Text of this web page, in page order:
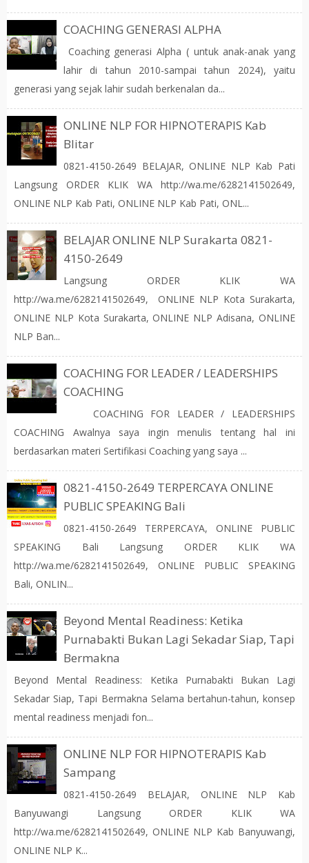
COACHING GENERASI ALPHA
Coaching generasi Alpha ( untuk anak-anak yang
lahir di tahun 2010-sampai tahun 2024), yaitu
generasi yang sejak lahir sudah berkenalan da...
ONLINE NLP FOR HIPNOTERAPIS Kab
Blitar
0821-4150-2649 BELAJAR, ONLINE NLP Kab Pati
Langsung ORDER KLIK WA http://wa.me/6282141502649,
ONLINE NLP Kab Pati, ONLINE NLP Kab Pati, ONL...
BELAJAR ONLINE NLP Surakarta 0821-
4150-2649
Langsung ORDER KLIK WA
http://wa.me/6282141502649, ONLINE NLP Kota Surakarta,
ONLINE NLP Kota Surakarta, ONLINE NLP Adisana, ONLINE
NLP Ban...
COACHING FOR LEADER / LEADERSHIPS
COACHING
COACHING FOR LEADER / LEADERSHIPS
COACHING Awalnya saya ingin menulis tentang hal ini
berdasarkan materi Sertifikasi Coaching yang saya ...
0821-4150-2649 TERPERCAYA ONLINE
PUBLIC SPEAKING Bali
0821-4150-2649 TERPERCAYA, ONLINE PUBLIC
SPEAKING Bali Langsung ORDER KLIK WA
http://wa.me/6282141502649, ONLINE PUBLIC SPEAKING
Bali, ONLIN...
Beyond Mental Readiness: Ketika
Purnabakti Bukan Lagi Sekadar Siap, Tapi
Bermakna
Beyond Mental Readiness: Ketika Purnabakti Bukan Lagi
Sekadar Siap, Tapi Bermakna Selama bertahun-tahun, konsep
mental readiness menjadi fon...
ONLINE NLP FOR HIPNOTERAPIS Kab
Sampang
0821-4150-2649 BELAJAR, ONLINE NLP Kab
Banyuwangi Langsung ORDER KLIK WA
http://wa.me/6282141502649, ONLINE NLP Kab Banyuwangi,
ONLINE NLP K...